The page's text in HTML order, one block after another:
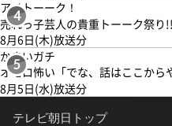
4
アメトーーク！
売れっ子芸人の貴重トーーク祭り!!
8月6日(木)放送分
5
かまいガチ
オモロ怖い「でな、話はここから
8月5日(水)放送分
テレビ朝日トップ